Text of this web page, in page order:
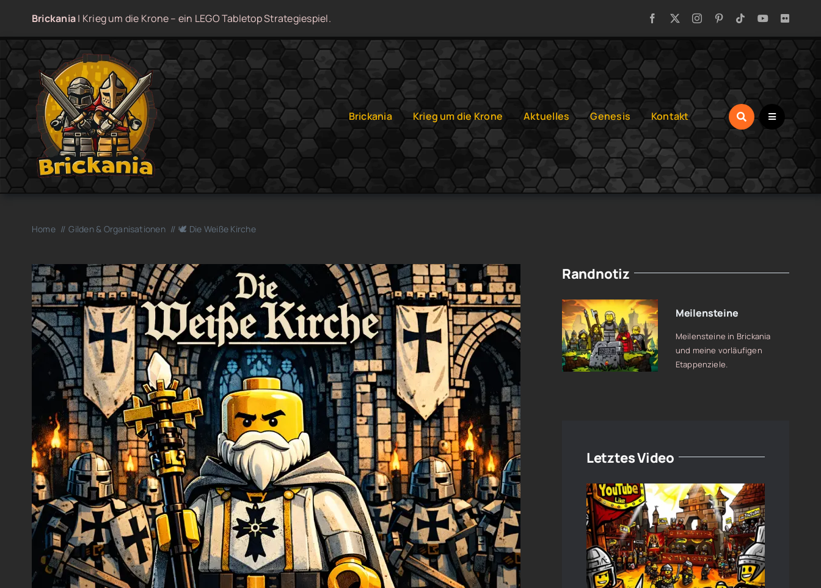
springen
Brickania| Krieg um die Krone – ein LEGO Tabletop Strategiespiel.
Brickania Krieg um die Krone Aktuelles Genesis Kontakt
Home Gilden & Organisationen 🕊️ Die Weiße Kirche
Randnotiz
Meilensteine
Meilensteine in Brickania
und meine vorläufigen
Etappenziele.
Letztes Video